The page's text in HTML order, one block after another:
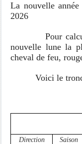
La nouvelle
2026
Pour calculer
nouvelle lune la
cheval de feu,
Voici le tronc
Direction Saison